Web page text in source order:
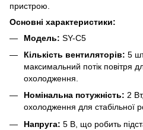
пристрою.
Основні характеристики:
Модель: SY-C5
Кількість вентиляторів: 5
максимальний потік повітря
охолодження.
Номінальна потужність: 2
охолодження для стабільної
Напруга: 5 В, що робить